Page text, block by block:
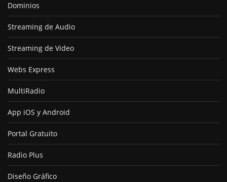
Dominios
Streaming de Audio
Streaming de Video
Webs Express
MultiRadio
App iOS y Android
Portal Gratuito
Radio Plus
Diseño Gráfico